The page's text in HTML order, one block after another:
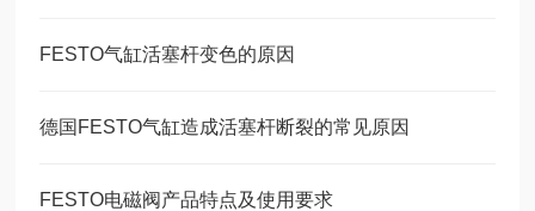
FESTO气缸活塞杆变色的原因
德国FESTO气缸造成活塞杆断裂的常见原因
FESTO电磁阀产品特点及使用要求